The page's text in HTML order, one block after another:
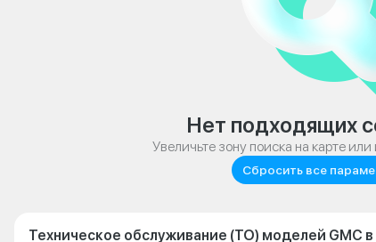
Нет подходящих
Увеличьте зону поиска на карте
Сбросить все
Техническое обслуживание (ТО) моделей GMC